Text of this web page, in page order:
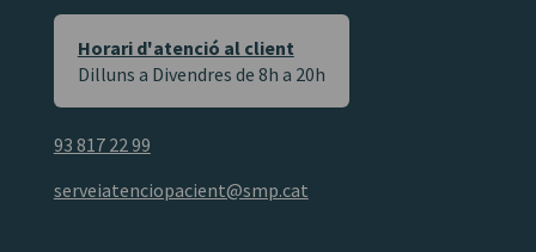
Horari d'atenció al client
Dilluns a Divendres de 8h a 20h
93 817 22 99
serveiatenciopacient@smp.cat